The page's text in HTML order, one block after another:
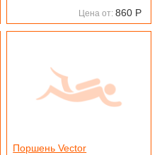
Цена от: 860 Р
Поршень Vector